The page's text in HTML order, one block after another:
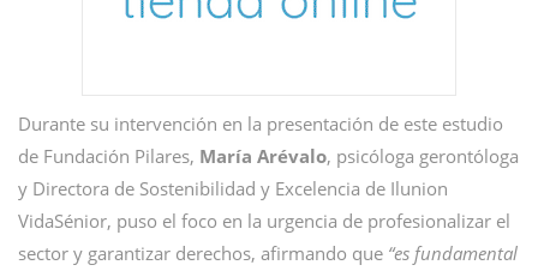
Durante su intervención en la presentación de este estudio
de Fundación Pilares, María Arévalo, psicóloga gerontóloga
y Directora de Sostenibilidad y Excelencia de Ilunion
VidaSénior, puso el foco en la urgencia de profesionalizar el
sector y garantizar derechos, afirmando que “es fundamental